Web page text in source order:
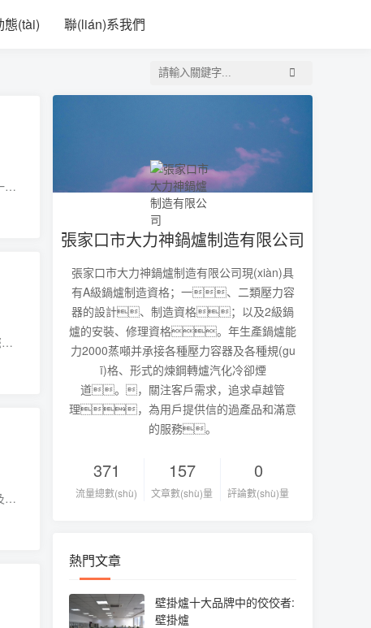
精品亚洲一区
態(tài) 聯(lián)系我們
般
(j
張家口市大力神鍋爐制造有限公司
張家口市大力神鍋爐制造有限公司現(xiàn)具
有A級鍋爐制造資格；一、二類壓力容
器的設計、制造資格；以及2級鍋
爐的安裝、修理資格。年生產鍋爐能
力2000蒸噸并承接各種壓力容器及各種規(gu
ī)格、形式的煉鋼轉爐汽化冷卻煙
道。，關注客戶需求，追求卓越管
理，為用戶提供信的過產品和滿意
的服務。
371
流量總數(shù)
157
文章數(shù)量
0
評論數(shù)量
熱門文章
壁掛爐十大品牌中的佼佼者:
壁掛爐